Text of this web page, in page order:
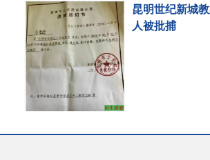
昆明世纪新城
人被批捕